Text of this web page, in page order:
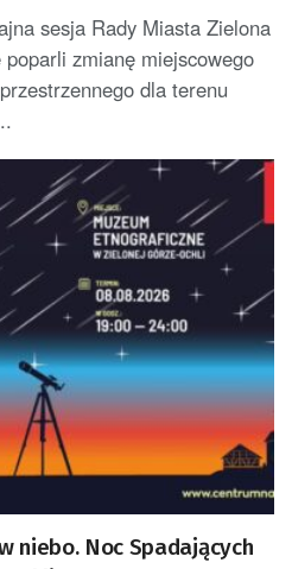
sesja Rady Miasta Zielona
zmianę miejscowego
dla terenu
niebo. Noc Spadających